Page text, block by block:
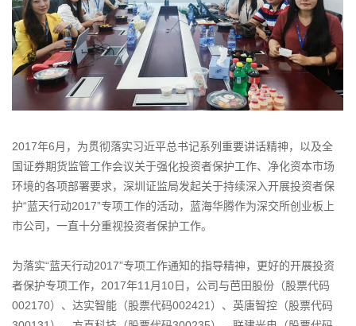
2017年6月，为贯彻落实习近平总书记系列重要讲话精神，以及全
国证券期货监管工作会议关于强化投资者保护工作、净化资本市场
环境的各项部署要求，深圳证监局发起关于持续深入开展投资者保
护“蓝天行动2017”专项工作的活动，蓝海华腾作为深交所创业板上
市公司，一直十分重视投资者保护工作。
为落实“蓝天行动2017”专项工作通知的指导精神，更好的开展投资
者保护专项工作，2017年11月10日，公司与芭田股份（股票代码
002170）、达实智能（股票代码002421）、英唐智控（股票代码